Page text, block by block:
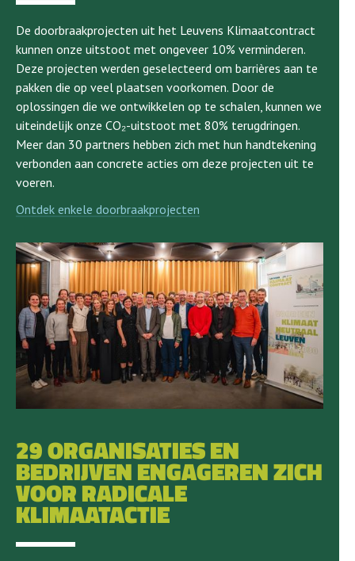
De doorbraakprojecten uit het Leuvens Klimaatcontract
kunnen onze uitstoot met ongeveer 10% verminderen.
Deze projecten werden geselecteerd om barrières aan te
pakken die op veel plaatsen voorkomen. Door de
oplossingen die we ontwikkelen op te schalen, kunnen we
uiteindelijk onze CO₂-uitstoot met 80% terugdringen.
Meer dan 30 partners hebben zich met hun handtekening
verbonden aan concrete acties om deze projecten uit te
voeren.
Ontdek enkele doorbraakprojecten
29 ORGANISATIES EN
BEDRIJVEN ENGAGEREN ZICH
VOOR RADICALE
KLIMAATACTIE